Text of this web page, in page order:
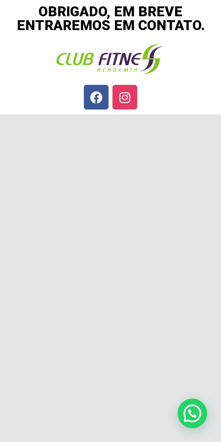
OBRIGADO, EM BREVE
ENTRAREMOS EM CONTATO.